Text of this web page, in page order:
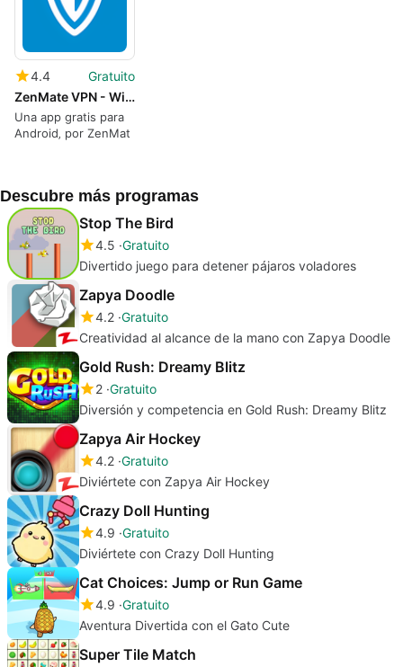
4.4
Gratuito
ZenMate VPN - WiFi VPN Security Unblock
Una app gratis para
Android‚ por ZenMat
Descubre más programas
Stop The Bird
4.5 Gratuito
Divertido juego para detener pájaros voladores
Zapya Doodle
4.2 Gratuito
Creatividad al alcance de la mano con Zapya Doodle
Gold Rush: Dreamy Blitz
2 Gratuito
Diversión y competencia en Gold Rush: Dreamy Blitz
Zapya Air Hockey
4.2 Gratuito
Diviértete con Zapya Air Hockey
Crazy Doll Hunting
4.9 Gratuito
Diviértete con Crazy Doll Hunting
Cat Choices: Jump or Run Game
4.9 Gratuito
Aventura Divertida con el Gato Cute
Super Tile Match